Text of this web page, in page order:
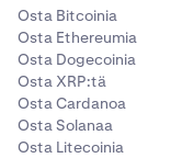
Osta Bitcoinia
Osta Ethereumia
Osta Dogecoinia
Osta XRP:tä
Osta Cardanoa
Osta Solanaa
Osta Litecoinia